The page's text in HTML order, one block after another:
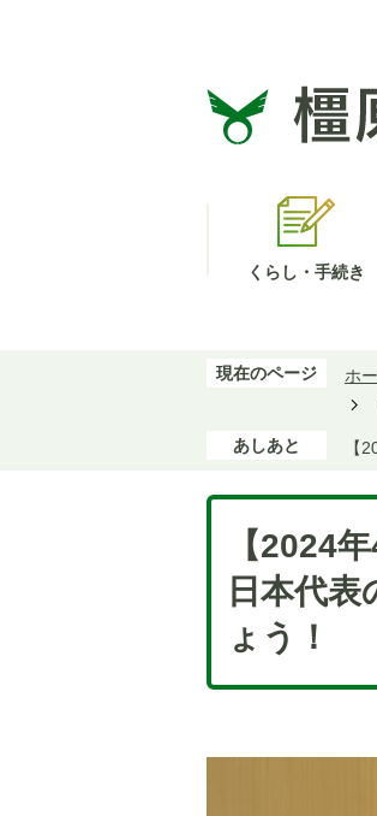
くらし・手続き
現在のページ ホ
あしあと 【
【2024
日本代
ょう！